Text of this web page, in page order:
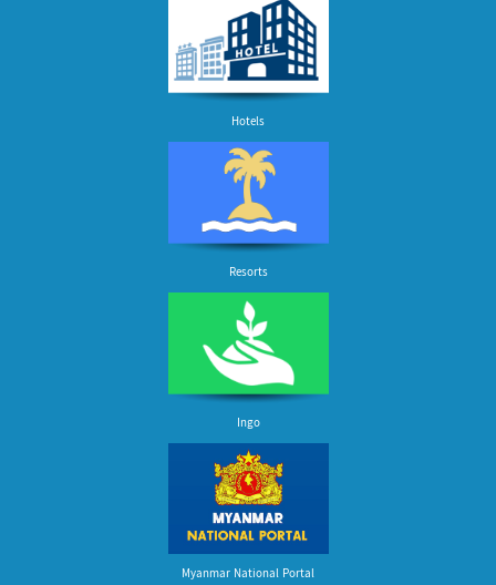
Hotels
Resorts
Ingo
Myanmar National Portal